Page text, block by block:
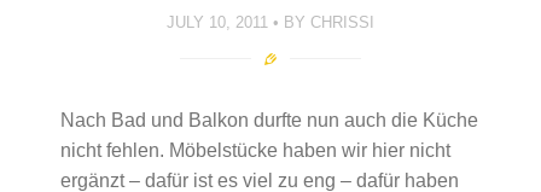
JULY 10, 2011 BY CHRISSI
Nach Bad und Balkon durfte nun auch die Küche
nicht fehlen. Möbelstücke haben wir hier nicht
ergänzt – dafür ist es viel zu eng – dafür haben